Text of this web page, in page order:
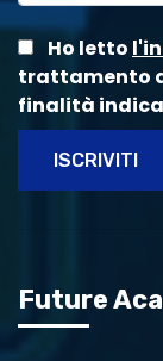
Ho letto
trattamento
finalità
ISCRIVITI
Future